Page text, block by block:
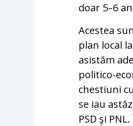
doar 5–6
Acestea
plan local
asistăm
politico-
chestiuni
se iau
PSD şi